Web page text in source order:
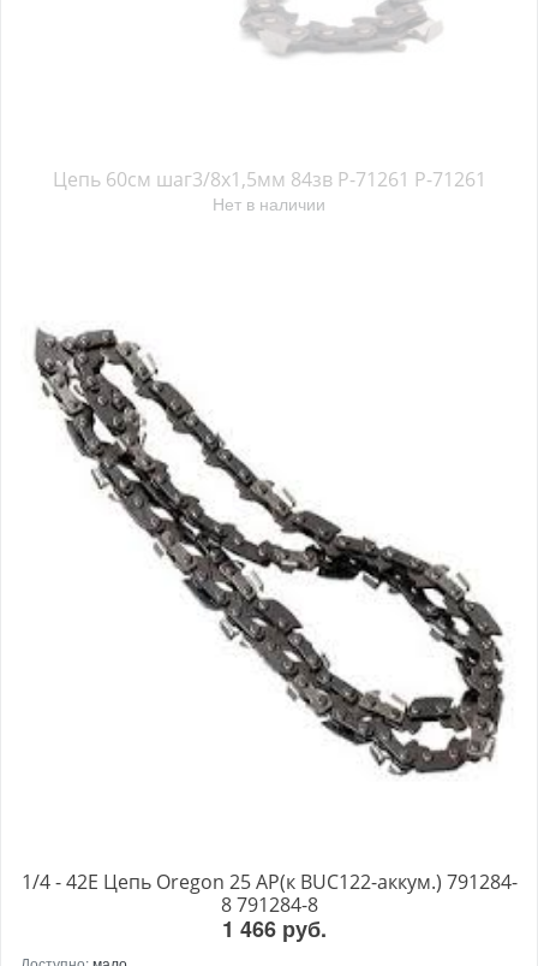
Цепь 60см шаг3/8х1,5мм 84зв P-71261 P-71261
Нет в наличии
1/4 - 42Е Цепь Oregon 25 АР(к BUC122-аккум.) 791284-
8 791284-8
1 466 руб.